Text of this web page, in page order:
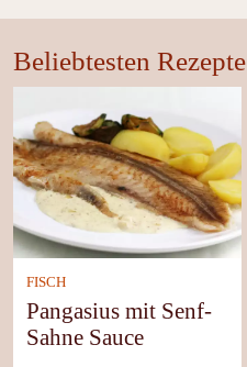
Beliebtesten Rezepte
FISCH
Pangasius mit Senf-
Sahne Sauce